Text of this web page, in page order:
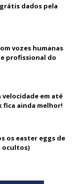
dados pela
vozes humanas
profissional do
velocidade em até
fica ainda melhor!
os easter eggs de
ocultos)